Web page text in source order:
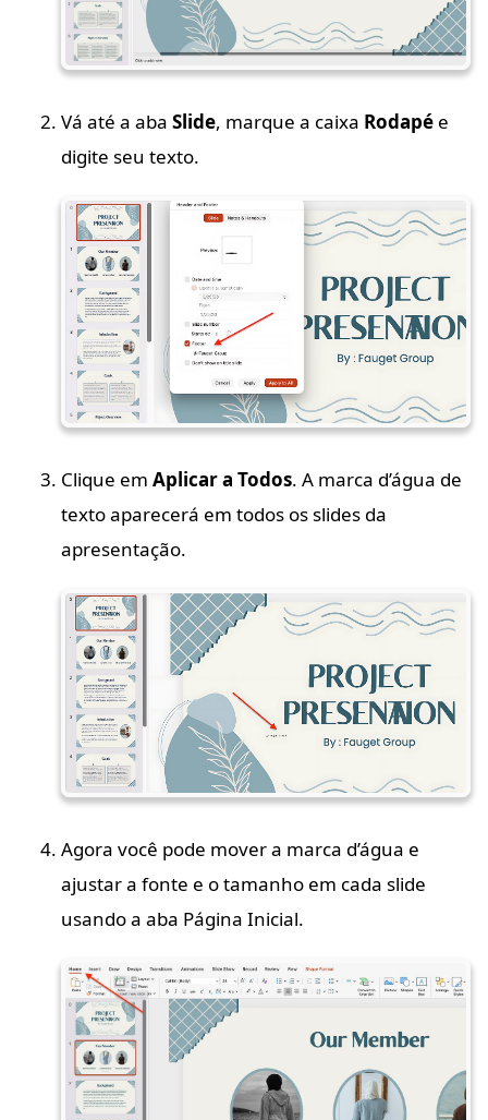
Vá até a aba Slide, marque a caixa Rodapé e
digite seu texto.
Clique em Aplicar a Todos. A marca d’água de
texto aparecerá em todos os slides da
apresentação.
Agora você pode mover a marca d’água e
ajustar a fonte e o tamanho em cada slide
usando a aba Página Inicial.